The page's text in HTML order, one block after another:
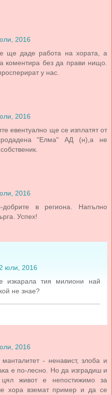
2016
ще даде работа на хората, а
коментира без да прави нищо.
у нас.
2016
евентуално ще се изплатят от
"Елма" АД (н),а не
2016
в региона. Напълно
Успех!
юли, 2016
изкарала тия милиони най
не знае?
2016
- ненавист, злоба и
е по-лесно. Но да изградиш и
живот е непостижимо за
хора вземат пример и да се